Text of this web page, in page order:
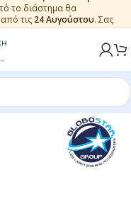
το διάστημα θα
τις 24 Αυγούστου. Σας